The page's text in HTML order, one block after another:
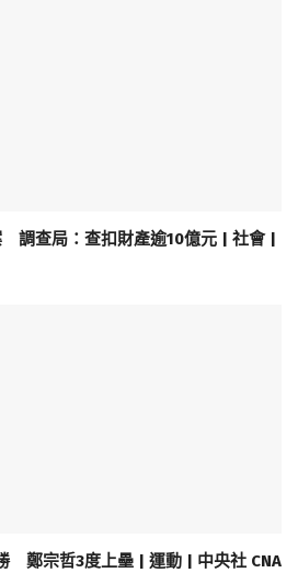
調查局：查扣財產逾10億元 | 社會 |
鄭宗哲3度上壘 | 運動 | 中央社 CNA